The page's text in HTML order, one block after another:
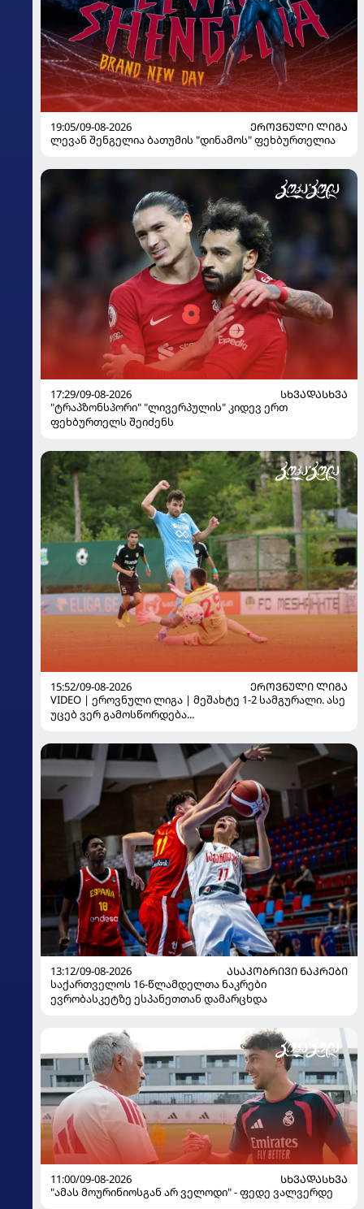
19:05/09-08-2026
ᲔᲠᲝᲕᲜᲣᲚᲘ ᲚᲘᲒᲐ
ლევან შენგელია ბათუმის "დინამოს" ფეხბურთელია
17:29/09-08-2026
ᲡᲮᲕᲐᲓᲐᲡᲮᲕᲐ
"ტრაპზონსპორი" "ლივერპულის" კიდევ ერთ
ფეხბურთელს შეიძენს
15:52/09-08-2026
ᲔᲠᲝᲕᲜᲣᲚᲘ ᲚᲘᲒᲐ
VIDEO | ეროვნული ლიგა | მეშახტე 1-2 სამგურალი. ასე
უცებ ვერ გამოსწორდება...
13:12/09-08-2026
ᲐᲡᲐᲙᲝᲑᲠᲘᲕᲘ ᲜᲐᲙᲠᲔᲑᲘ
საქართველოს 16-წლამდელთა ნაკრები
ევრობასკეტზე ესპანეთთან დამარცხდა
11:00/09-08-2026
ᲡᲮᲕᲐᲓᲐᲡᲮᲕᲐ
"ამას მოურინიოსგან არ ველოდი" - ფედე ვალვერდე